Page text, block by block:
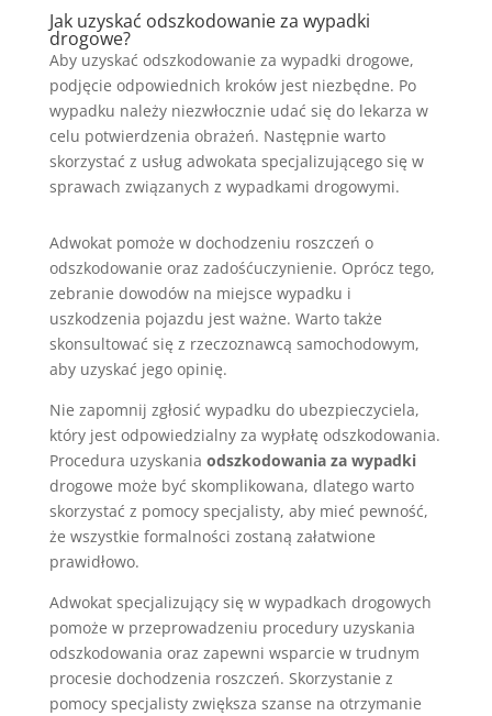
Jak uzyskać odszkodowanie za wypadki
drogowe?
Aby uzyskać odszkodowanie za wypadki drogowe,
podjęcie odpowiednich kroków jest niezbędne. Po
wypadku należy niezwłocznie udać się do lekarza w
celu potwierdzenia obrażeń. Następnie warto
skorzystać z usług adwokata specjalizującego się w
sprawach związanych z wypadkami drogowymi.
Adwokat pomoże w dochodzeniu roszczeń o
odszkodowanie oraz zadośćuczynienie. Oprócz tego,
zebranie dowodów na miejsce wypadku i
uszkodzenia pojazdu jest ważne. Warto także
skonsultować się z rzeczoznawcą samochodowym,
aby uzyskać jego opinię.
Nie zapomnij zgłosić wypadku do ubezpieczyciela,
który jest odpowiedzialny za wypłatę odszkodowania.
Procedura uzyskania odszkodowania za wypadki
drogowe może być skomplikowana, dlatego warto
skorzystać z pomocy specjalisty, aby mieć pewność,
że wszystkie formalności zostaną załatwione
prawidłowo.
Adwokat specjalizujący się w wypadkach drogowych
pomoże w przeprowadzeniu procedury uzyskania
odszkodowania oraz zapewni wsparcie w trudnym
procesie dochodzenia roszczeń. Skorzystanie z
pomocy specjalisty zwiększa szanse na otrzymanie